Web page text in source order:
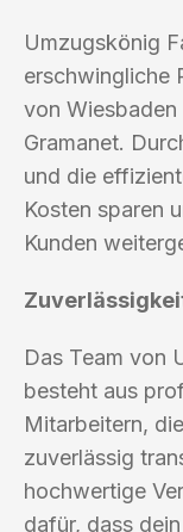
Umzugskönig
erschwingliche
von Wiesbaden
Gramanet.
und die
Kosten sparen
Kunden
Das Team von
besteht aus
Mitarbeitern,
zuverlässig
hochwertige
dafür, dass